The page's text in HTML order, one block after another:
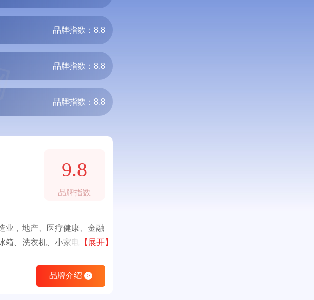
品牌指数：8.8
品牌指数：8.8
品牌指数：8.8
9.8
品牌指数
业，地产、医疗健康、金融
箱、洗衣机、小家电等家用
【展开】
品牌介绍 >